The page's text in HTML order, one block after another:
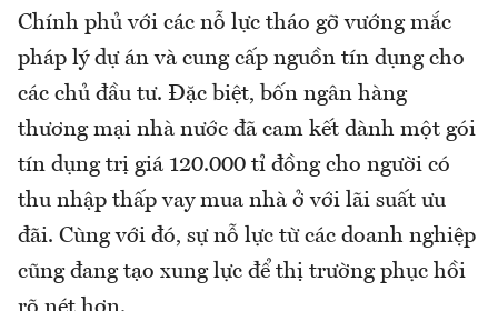
Chính phủ với các nỗ lực tháo gỡ vướng mắc
pháp lý dự án và cung cấp nguồn tín dụng cho
các chủ đầu tư. Đặc biệt, bốn ngân hàng
thương mại nhà nước đã cam kết dành một gói
tín dụng trị giá 120.000 tỉ đồng cho người có
thu nhập thấp vay mua nhà ở với lãi suất ưu
đãi. Cùng với đó, sự nỗ lực từ các doanh nghiệp
cũng đang tạo xung lực để thị trường phục hồi